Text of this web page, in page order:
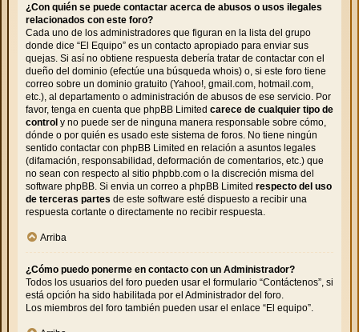
¿Con quién se puede contactar acerca de abusos o usos ilegales
relacionados con este foro?
Cada uno de los administradores que figuran en la lista del grupo
donde dice “El Equipo” es un contacto apropiado para enviar sus
quejas. Si así no obtiene respuesta debería tratar de contactar con el
dueño del dominio (efectúe una búsqueda whois) o, si este foro tiene
correo sobre un dominio gratuito (Yahoo!, gmail.com, hotmail.com,
etc.), al departamento o administración de abusos de ese servicio. Por
favor, tenga en cuenta que phpBB Limited carece de cualquier tipo de
control y no puede ser de ninguna manera responsable sobre cómo,
dónde o por quién es usado este sistema de foros. No tiene ningún
sentido contactar con phpBB Limited en relación a asuntos legales
(difamación, responsabilidad, deformación de comentarios, etc.) que
no sean con respecto al sitio phpbb.com o la discreción misma del
software phpBB. Si envia un correo a phpBB Limited respecto del uso
de terceras partes de este software esté dispuesto a recibir una
respuesta cortante o directamente no recibir respuesta.
Arriba
¿Cómo puedo ponerme en contacto con un Administrador?
Todos los usuarios del foro pueden usar el formulario “Contáctenos”, si
está opción ha sido habilitada por el Administrador del foro.
Los miembros del foro también pueden usar el enlace “El equipo”.